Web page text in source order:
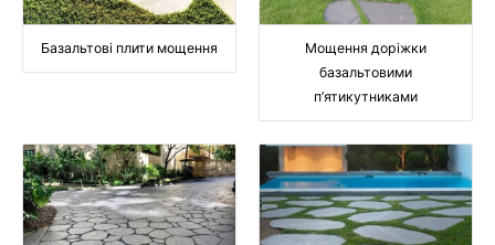
Базальтові плити мощення
Мощення доріжки
базальтовими
п’ятикутниками